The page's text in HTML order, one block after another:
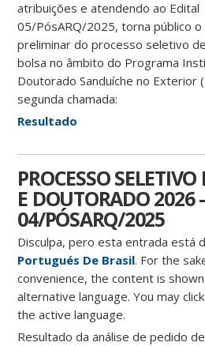
atribuições e atendendo ao Edital
05/PósARQ/2025, torna público
preliminar do processo seletivo
bolsa no âmbito do Programa
Doutorado Sanduíche no Exterior
segunda chamada:
Resultado
PROCESSO
E DOUTORADO 2026
04/PÓSARQ/2025
Disculpa, pero esta entrada está
Portugués De Brasil. For the
convenience, the content is
alternative language. You may
the active language.
Resultado da análise de pedido